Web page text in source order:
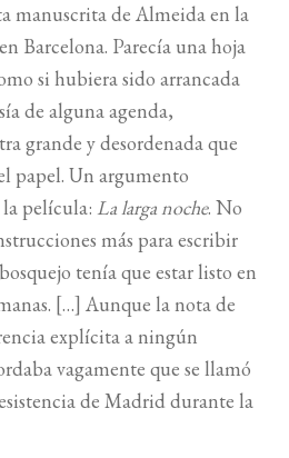
manuscrita de Almeida en la
Barcelona. Parecía una hoja
si hubiera sido arrancada
de alguna agenda,
grande y desordenada que
papel. Un argumento
película: La larga noche. No
más para escribir
tenía que estar listo en
[…] Aunque la nota de
explícita a ningún
vagamente que se llamó
de Madrid durante la